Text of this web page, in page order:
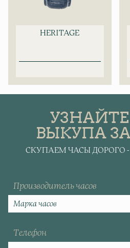
HERITAGE
ВЫКУПА
СКУПАЕМ ЧАСЫ ДОРОГО -
Производитель часов
Телефон